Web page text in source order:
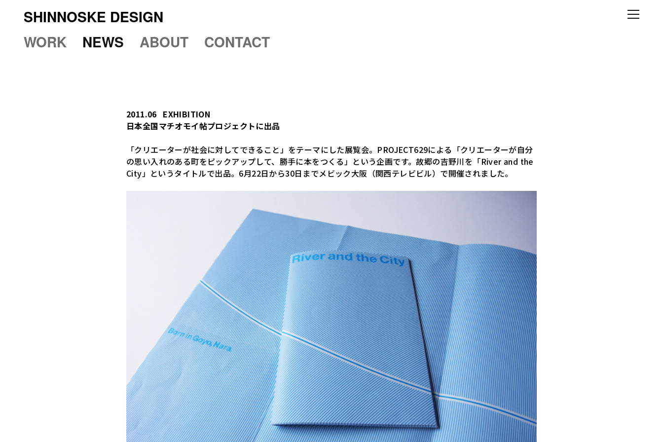
SHINNOSKE DESIGN
WORK
NEWS ABOUT CONTACT
2011.06 EXHIBITION
日本全国マチオモイ帖プロジェクトに出品
「クリエーターが社会に対してできること」をテーマにした展覧会。PROJECT629による「クリエーターが自分
の思い入れのある町をピックアップして、勝手に本をつくる」という企画です。故郷の吉野川を「River and the
City」というタイトルで出品。6月22日から30日までメビック大阪（関西テレビビル）で開催されました。